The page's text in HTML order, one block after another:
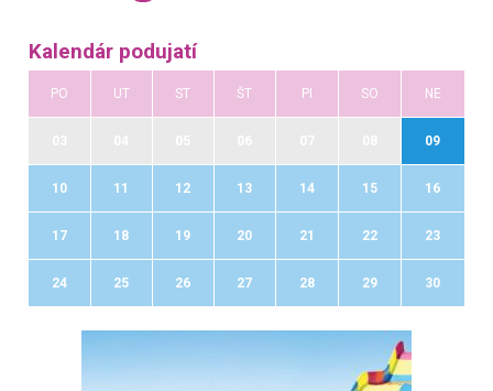
Kalendár podujatí
PO UT ST ŠT PI SO NE
09
10 11 12 13 14 15 16
17 18 19 20 21 22 23
24 25 26 27 28 29 30